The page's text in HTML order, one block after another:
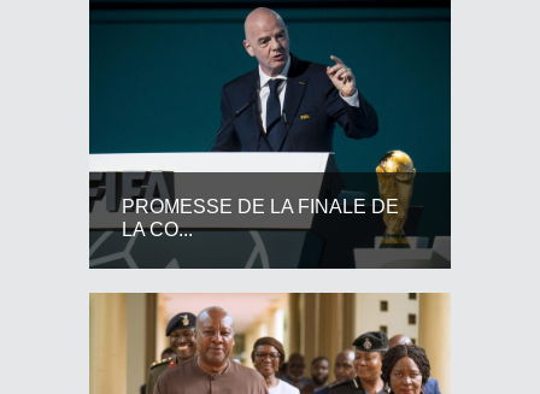
PROMESSE DE LA FINALE DE
LA CO...